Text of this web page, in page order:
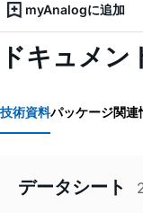
myAnalogに追加
ドキュメン
技術資料パッケージ関連
データシート